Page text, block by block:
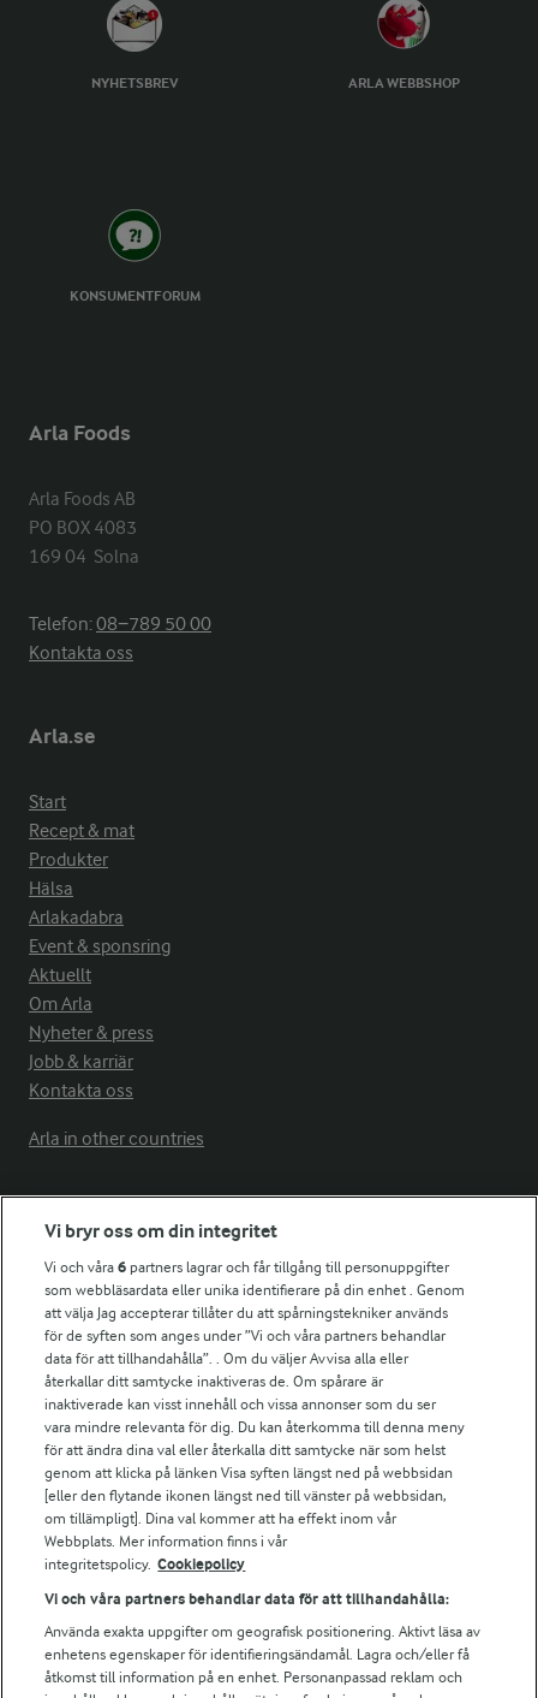
NYHETSBREV ARLA WEBBSHOP
KONSUMENTFORUM
Arla Foods
Arla Foods AB
PO BOX 4083
169 04  Solna
Telefon:08−789 50 00
Kontakta oss
Arla.se
Start
Recept & mat
Produkter
Hälsa
Arlakadabra
Event & sponsring
Aktuellt
Om Arla
Nyheter & press
Jobb & karriär
Kontakta oss
Arla in other countries
Fler Arlasajter
För ägare
Arlas kundportal
Arla.com
Falbygdens Ost
Arla webbshop
Bildbank
Följ oss
Vi bryr oss om din integritet
Vi och våra6 partners lagrar och får tillgång till personuppgifter
som webbläsardata eller unika identifierare på din enhet . Genom
att välja Jag accepterar tillåter du att spårningstekniker används
för de syften som anges under ”Vi och våra partners behandlar
data för att tillhandahålla”. . Om du väljer Avvisa alla eller
återkallar ditt samtycke inaktiveras de. Om spårare är
inaktiverade kan visst innehåll och vissa annonser som du ser
vara mindre relevanta för dig. Du kan återkomma till denna meny
för att ändra dina val eller återkalla ditt samtycke när som helst
genom att klicka på länken Visa syften längst ned på webbsidan
[eller den flytande ikonen längst ned till vänster på webbsidan,
om tillämpligt]. Dina val kommer att ha effekt inom vår
Webbplats. Mer information finns i vår
integritetspolicy. Cookiepolicy
Vi och våra partners behandlar data för att tillhandahålla:
Använda exakta uppgifter om geografisk positionering. Aktivt läsa av
enhetens egenskaper för identifieringsändamål. Lagra och/eller få
åtkomst till information på en enhet. Personanpassad reklam och